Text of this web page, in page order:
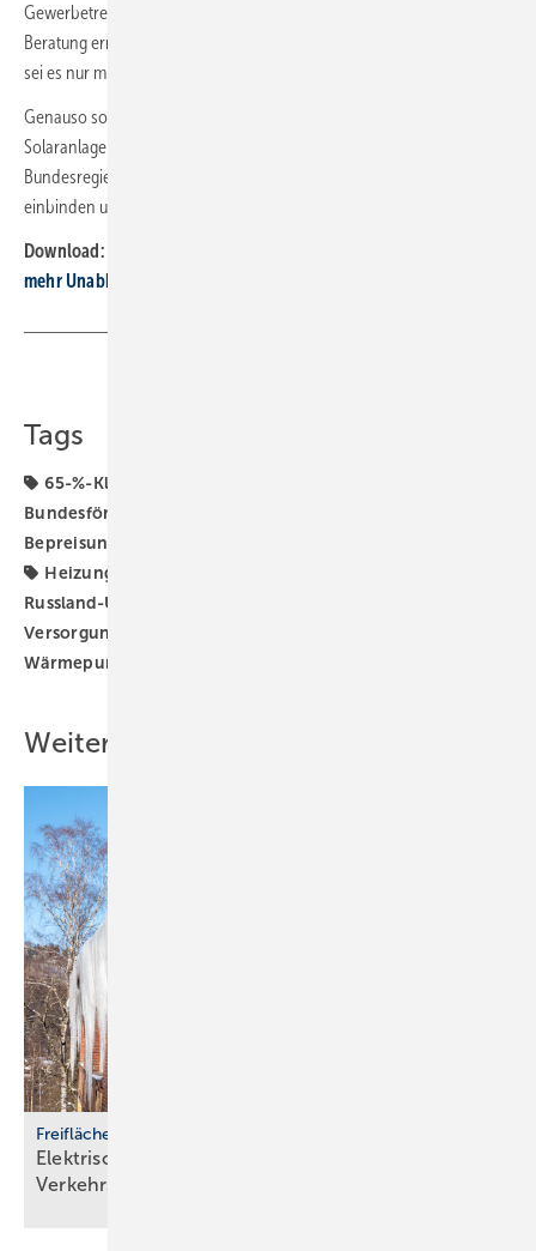
Gewerbetreibende und Verbraucher mit praxisnahen Tipps und
Beratung ermutigt, selbst den Energieverbrauch zu reduzieren – und
sei es nur mit ganz einfachen Mitteln.
Genauso soll der Wechsel auf erneuerbare Wärme oder eine
Solaranlage auf dem Dach unterstützt werden. Dazu will die
Bundesregierung auch Stakeholder (Handwerk, Branchen, Verbände)
einbinden und aktivieren.
Download:
mehr Unabhängigkeit
Tags
65-%-Klausel für erneuerbare Energien
Bundesförderung für effiziente Gebäude
Bepreisung
Heizungs-Wärmepumpe
Russland-Ukraine-Krieg
Versorgungssicherheit
Wärmepumpen-Rollout
Weitere Inhalte
Freiflächenheizungen
Elektrische Heizsysteme unter­stützen bei
Ver­kehrs­siche­rungs­pflicht